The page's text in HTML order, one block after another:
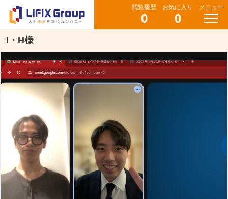
閲覧履歴
0
お気に入り
0
メニュー
I・H様